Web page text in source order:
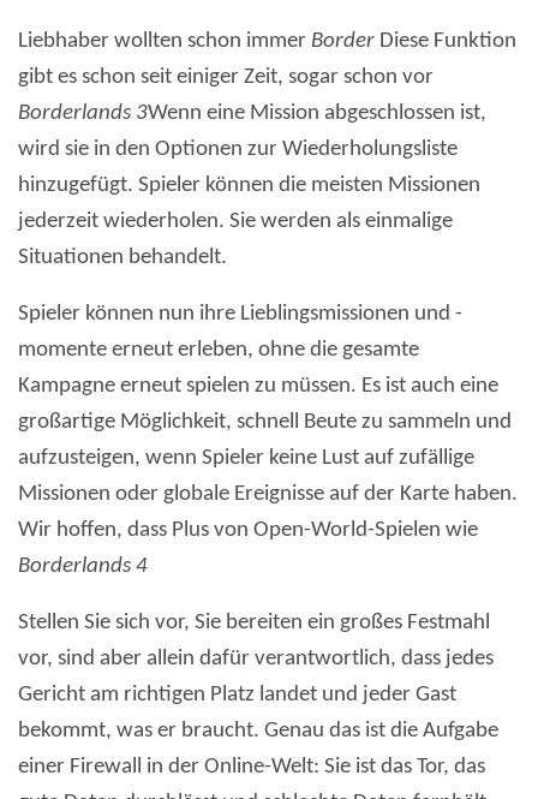
Liebhaber wollten schon immer Border Diese Funktion
gibt es schon seit einiger Zeit, sogar schon vor
Borderlands 3Wenn eine Mission abgeschlossen ist,
wird sie in den Optionen zur Wiederholungsliste
hinzugefügt. Spieler können die meisten Missionen
jederzeit wiederholen. Sie werden als einmalige
Situationen behandelt.
Spieler können nun ihre Lieblingsmissionen und -
momente erneut erleben, ohne die gesamte
Kampagne erneut spielen zu müssen. Es ist auch eine
großartige Möglichkeit, schnell Beute zu sammeln und
aufzusteigen, wenn Spieler keine Lust auf zufällige
Missionen oder globale Ereignisse auf der Karte haben.
Wir hoffen, dass Plus von Open-World-Spielen wie
Borderlands 4
Stellen Sie sich vor, Sie bereiten ein großes Festmahl
vor, sind aber allein dafür verantwortlich, dass jedes
Gericht am richtigen Platz landet und jeder Gast
bekommt, was er braucht. Genau das ist die Aufgabe
einer Firewall in der Online-Welt: Sie ist das Tor, das